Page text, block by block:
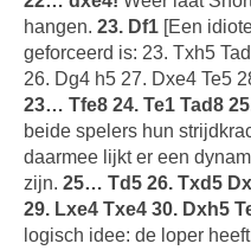
hangen. 23. Df1 [Een
geforceerd is: 23. Txh5
26. Dg4 h5 27. Dxe4 Te5
23… Tfe8 24. Te1 Tad8
beide spelers hun
daarmee lijkt er een
zijn. 25… Td5 26. Txd5
29. Lxe4 Txe4 30. Dxh5
logisch idee: de loper